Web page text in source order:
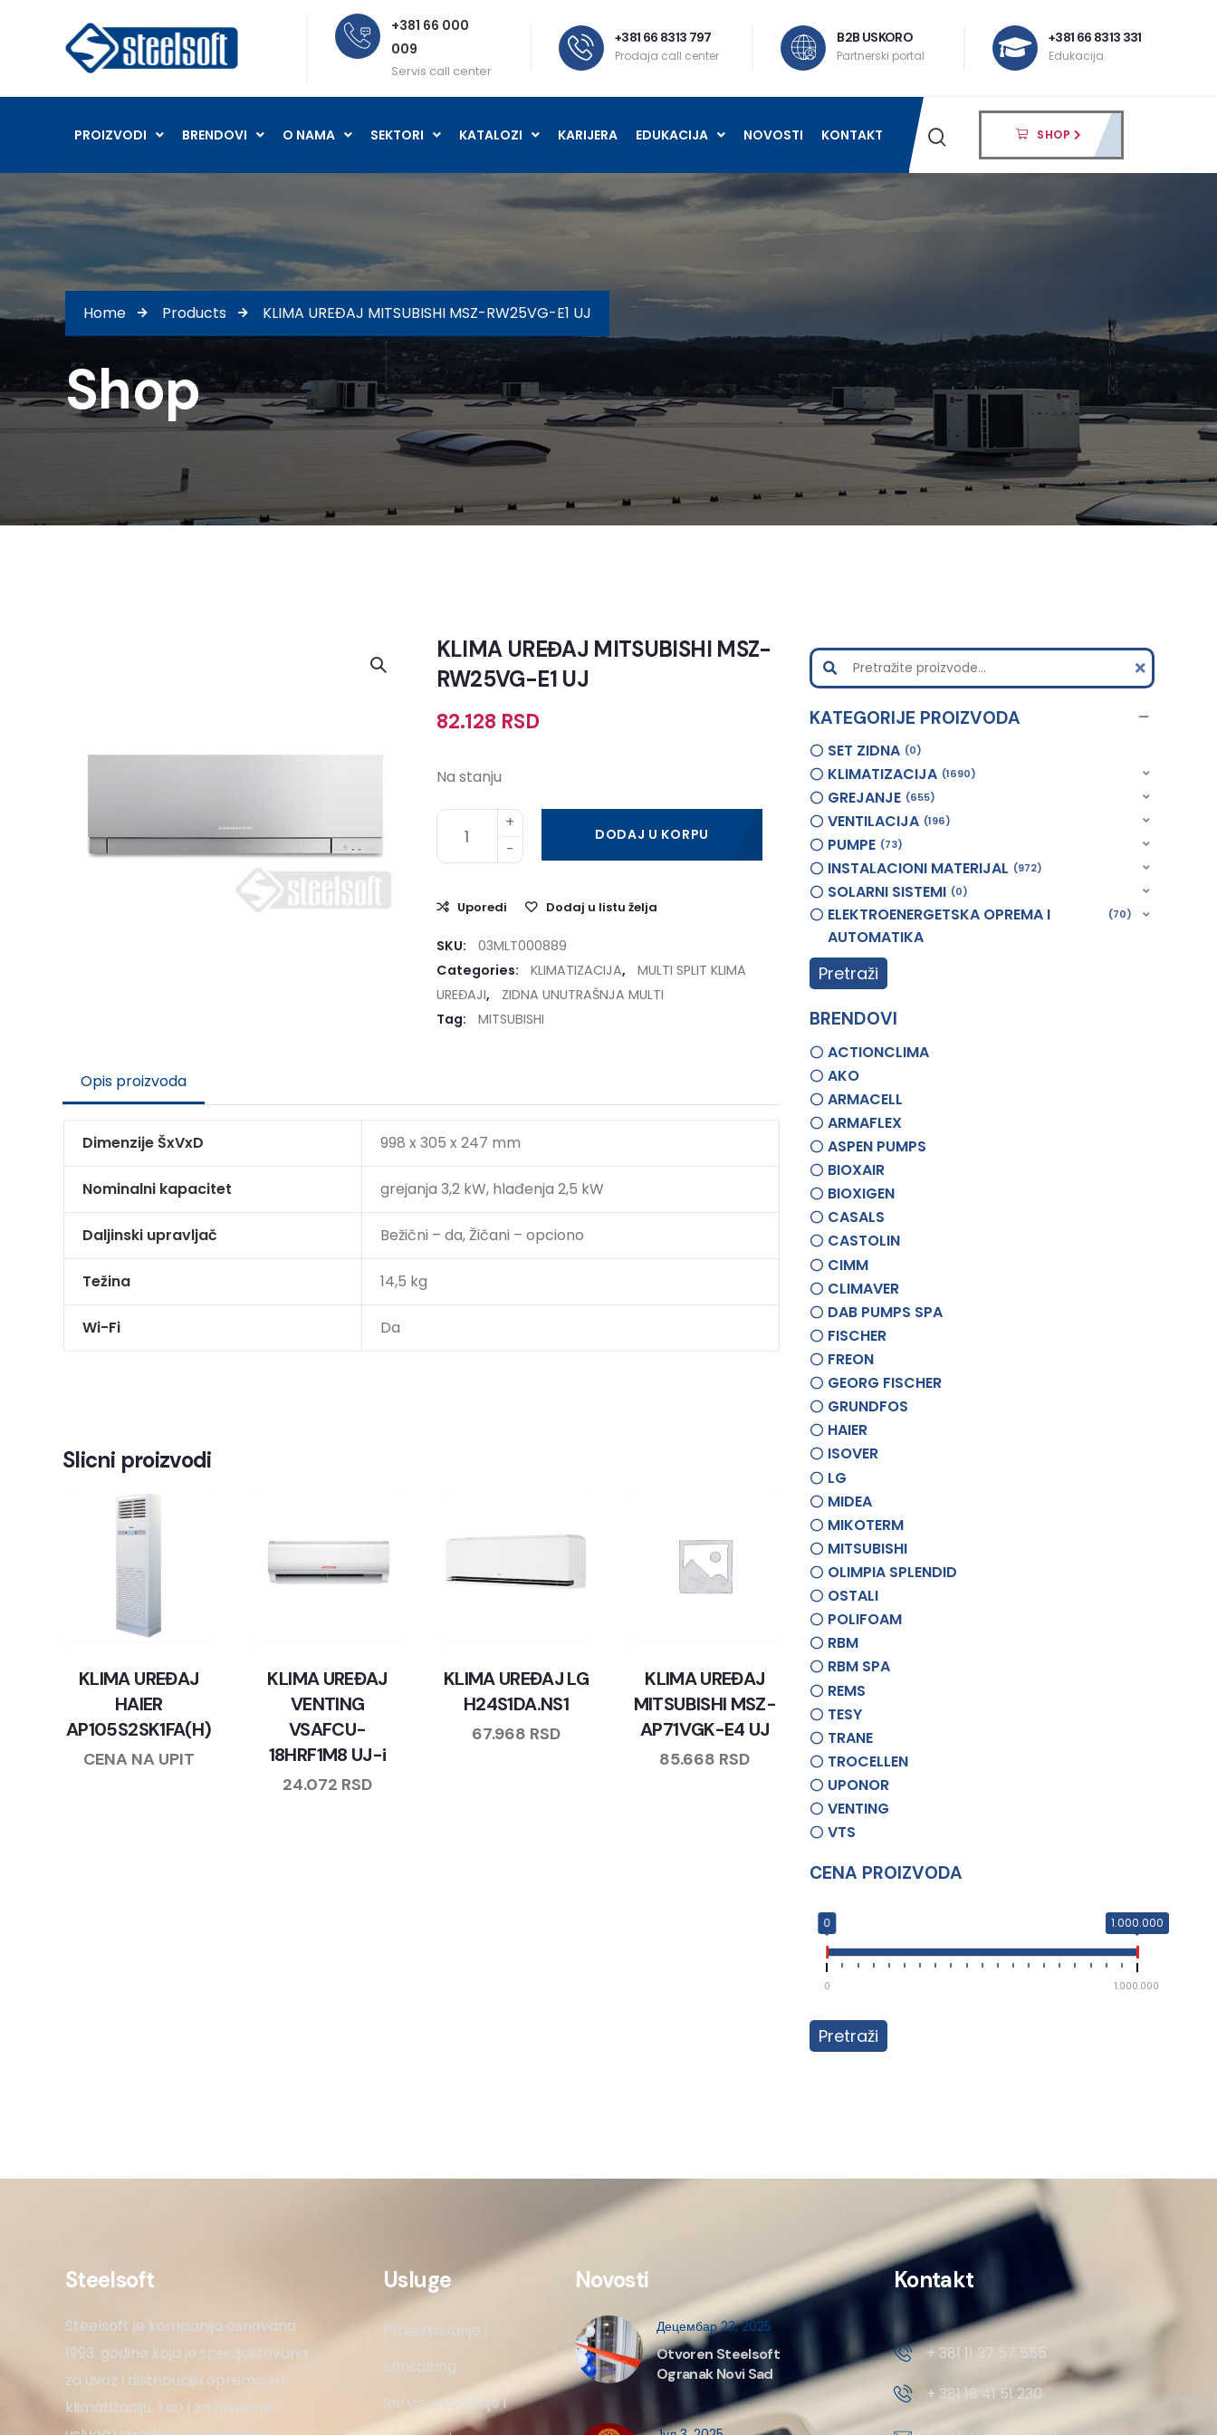
+381 66 000
009
Servis call center
+381 66 8313 797
Prodaja call center
B2B USKORO
Partnerski portal
+381 66 8313 331
Edukacija
PROIZVODI BRENDOVI O NAMA SEKTORI KATALOZI KARIJERA EDUKACIJA NOVOSTI KONTAKT SHOP
Home Products KLIMA UREĐAJ MITSUBISHI MSZ-RW25VG-E1 UJ
Shop
KLIMA UREĐAJ MITSUBISHI MSZ-
RW25VG-E1 UJ
82.128 RSD
Na stanju
DODAJ U KORPU
Uporedi Dodaj u listu želja
SKU:
03MLT000889
Categories:
KLIMATIZACIJA,
MULTI SPLIT KLIMA
UREĐAJI,
ZIDNA UNUTRAŠNJA MULTI
Tag:
MITSUBISHI
Opis proizvoda
Dimenzije ŠxVxD 998 x 305 x 247 mm
Nominalni kapacitet grejanja 3,2 kW, hlađenja 2,5 kW
Daljinski upravljač Bežični – da, Žičani – opciono
Težina 14,5 kg
Wi-Fi Da
Slicni proizvodi
KLIMA UREĐAJ
HAIER
AP105S2SK1FA(H)
CENA NA UPIT
KLIMA UREĐAJ
VENTING
VSAFCU-
18HRF1M8 UJ-i
24.072 RSD
KLIMA UREĐAJ LG
H24S1DA.NS1
67.968 RSD
KLIMA UREĐAJ
MITSUBISHI MSZ-
AP71VGK-E4 UJ
85.668 RSD
KATEGORIJE PROIZVODA
SET ZIDNA 0
KLIMATIZACIJA 1690
GREJANJE 655
VENTILACIJA 196
PUMPE 73
INSTALACIONI MATERIJAL 972
SOLARNI SISTEMI 0
ELEKTROENERGETSKA OPREMA I
AUTOMATIKA
70
Pretraži
BRENDOVI
ACTIONCLIMA
AKO
ARMACELL
ARMAFLEX
ASPEN PUMPS
BIOXAIR
BIOXIGEN
CASALS
CASTOLIN
CIMM
CLIMAVER
DAB PUMPS SPA
FISCHER
FREON
GEORG FISCHER
GRUNDFOS
HAIER
ISOVER
LG
MIDEA
MIKOTERM
MITSUBISHI
OLIMPIA SPLENDID
OSTALI
POLIFOAM
RBM
RBM SPA
REMS
TESY
TRANE
TROCELLEN
UPONOR
VENTING
VTS
CENA PROIZVODA
0 1.000.000
0 1.000.000
Pretraži
Steelsoft
Steelsoft je kompanija osnovana
1993. godine koja je specijalizovana
za uvoz i distribuciju opreme za
klimatizaciju, kao i za pružanje
Usluge
Projektovanje i
konsalting
Servis, izvodjenje i
Novosti
Децембар 23, 2025
Otvoren Steelsoft
Ogranak Novi Sad
Kontakt
+ 381 11 37 57 555
+ 381 18 41 51 230